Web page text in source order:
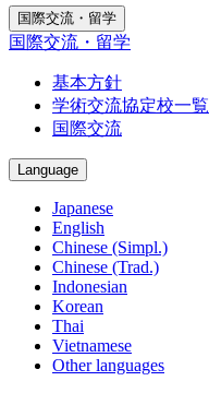
国際交流・留学
国際交流・留学
基本方針
学術交流協定校一覧
国際交流
Language
Japanese
English
Chinese (Simpl.)
Chinese (Trad.)
Indonesian
Korean
Thai
Vietnamese
Other languages